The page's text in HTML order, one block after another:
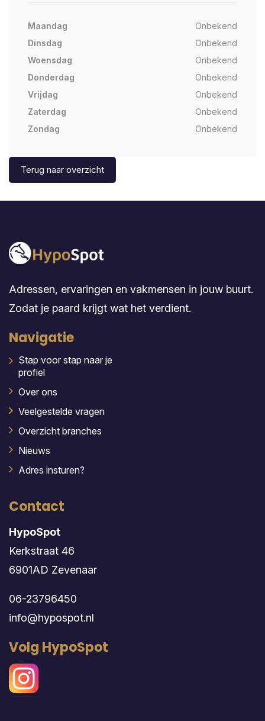
Maandag
Onbekend
Dinsdag
Onbekend
Woensdag
Onbekend
Donderdag
Onbekend
Vrijdag
Onbekend
Zaterdag
Onbekend
Zondag
Onbekend
Terug naar overzicht
Adressen, ervaringen en vakmensen in jouw buurt.
Zodat je paard krijgt wat het verdient.
Navigatie
Stap voor stap naar je
profiel
Over ons
Veelgestelde vragen
Overzicht branches
Nieuws
Adres insturen?
Contact
HypoSpot
Kerkstraat 46
6901AD Zevenaar
06-23796450
info@hypospot.nl
Volg HypoSpot